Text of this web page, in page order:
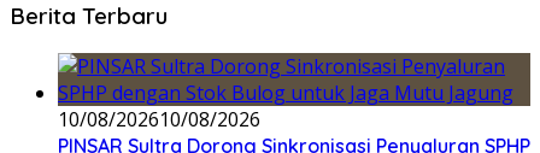
Berita Terbaru
10/08/202610/08/2026
PINSAR Sultra Dorong Sinkronisasi Penyaluran SPHP